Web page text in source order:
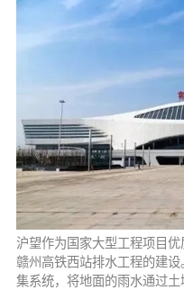
沪望作为国家大型工程项目
赣州高铁西站排水工程的建
集系统，将地面的雨水通过